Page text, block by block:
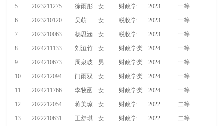
5
2023211275 徐雨彤 女 财政学 2023
一等
6
2023210120 吴萌 女 税收学 2023
一等
7
2023210063 杨思涵 女 税收学 2023
一等
8
2024211133 刘洹竹 女 财政学类 2024
一等
9
2024210673 周泉岐 男 财政学类 2024
一等
10
2024212094 门雨双 女 财政学类 2024
一等
11
2024211766 李牧函 女 财政学类 2024
一等
12
2022212054 蒋美琼 女 财政学 2022
二等
13
2022210631 王舒琪 女 财政学 2022
二等